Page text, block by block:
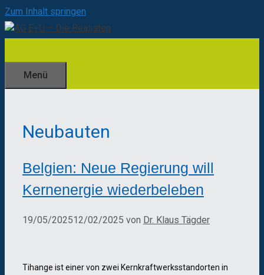
Zum Inhalt springen
Menü
Neubauten
Belgien: Neue Regierung will
Kernenergie wiederbeleben
19/05/202512/02/2025 von Dr. Klaus Tägder
Tihange ist einer von zwei Kernkraftwerksstandorten in